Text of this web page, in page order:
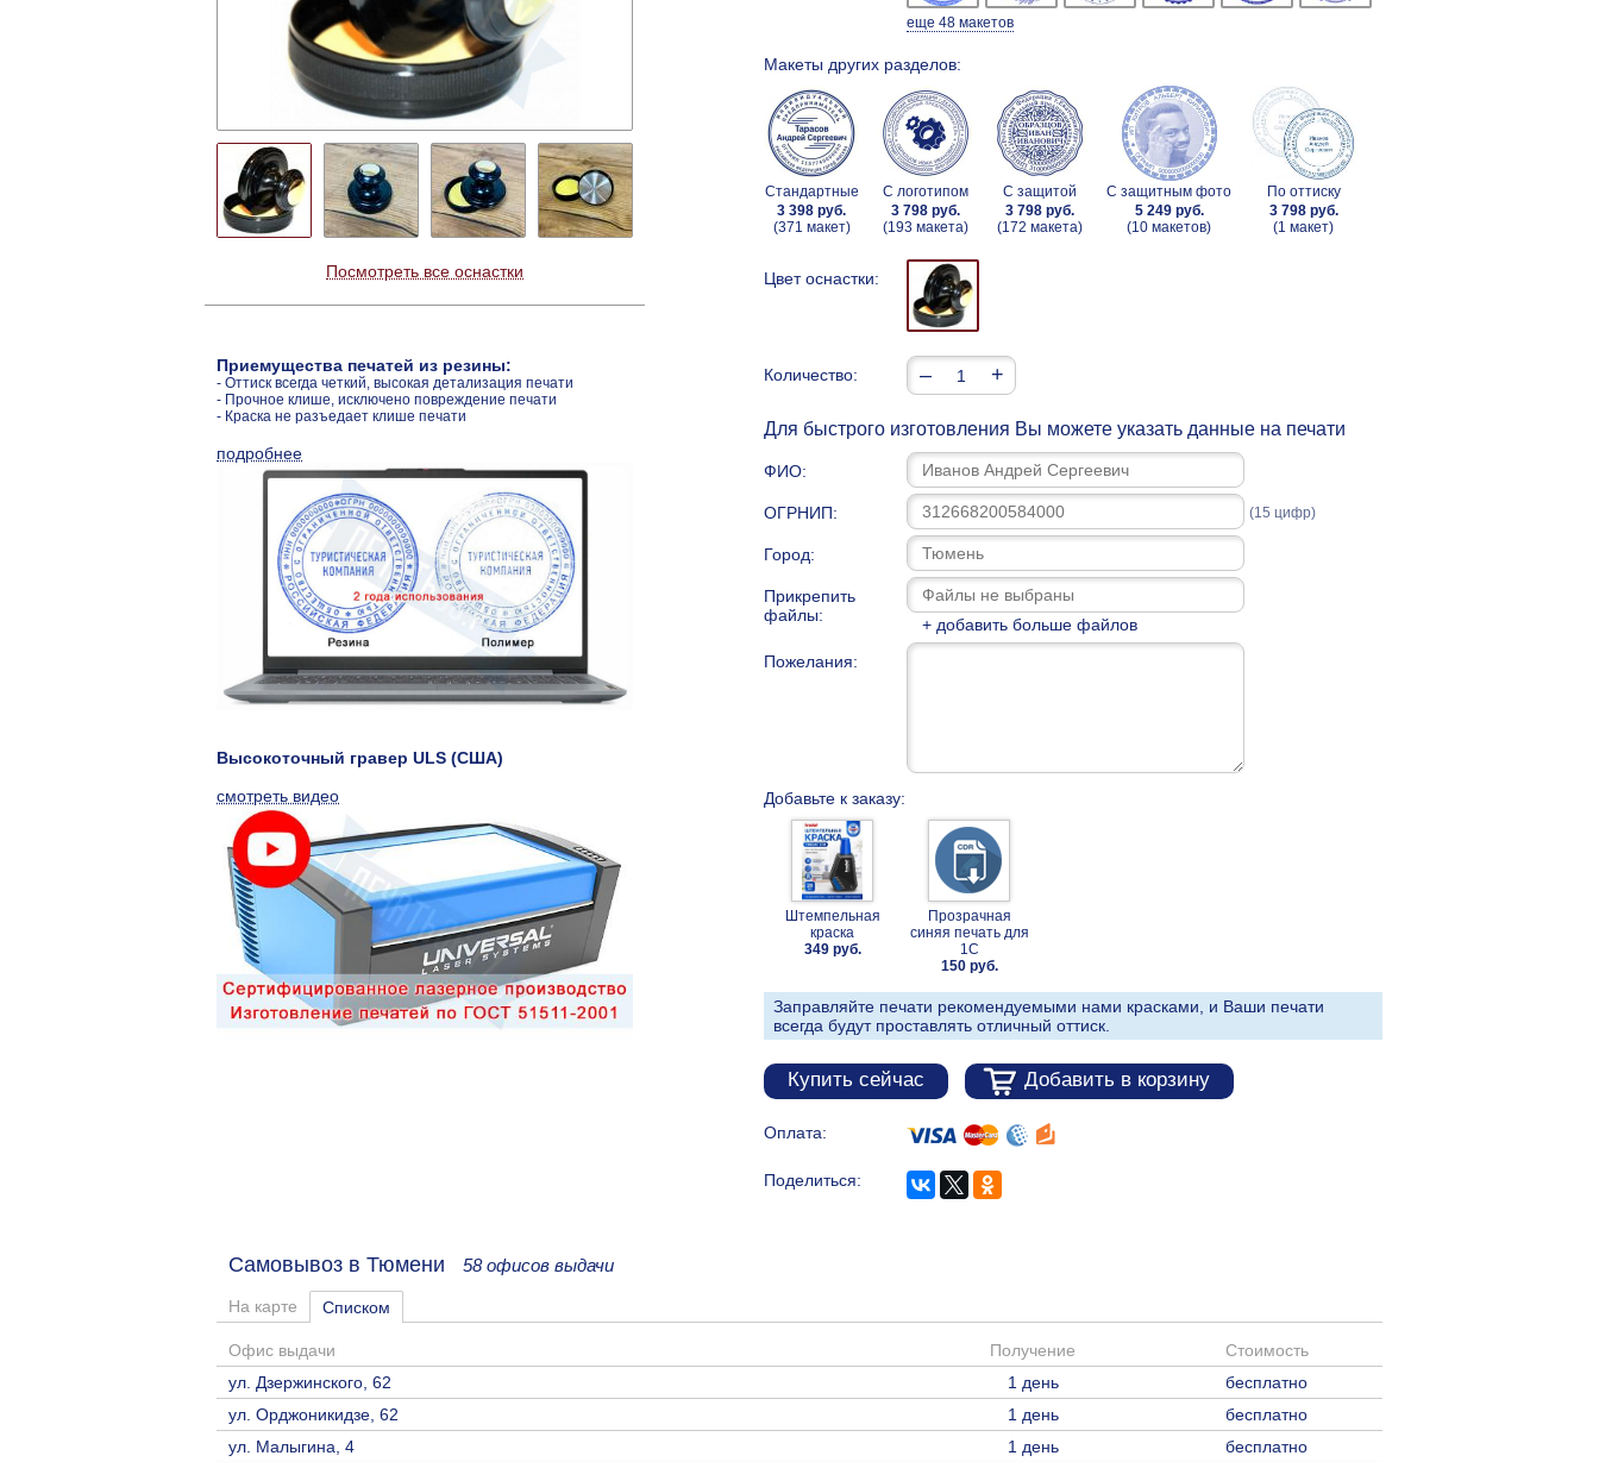
еще 48 макетов
Макеты других разделов:
Стандартные
3 398 руб.
(371 макет)
С логотипом
3 798 руб.
(193 макета)
С защитой
3 798 руб.
(172 макета)
С защитным фото
5 249 руб.
(10 макетов)
По оттиску
3 798 руб.
(1 макет)
Цвет оснастки:
Количество: – +
Для быстрого изготовления Вы можете указать данные на печати
ФИО:
ОГРНИП: (15 цифр)
Город:
Прикрепить
файлы:
+ добавить больше файлов
Пожелания:
Добавьте к заказу:
Штемпельная
краска
349 руб.
Прозрачная
синяя печать для
1С
150 руб.
Заправляйте печати рекомендуемыми нами красками, и Ваши печати
всегда будут проставлять отличный оттиск.
Купить сейчас Добавить в корзину
Оплата:
Поделиться:
Посмотреть все оснастки
Приемущества печатей из резины:
- Оттиск всегда четкий, высокая детализация печати
- Прочное клише, исключено повреждение печати
- Краска не разъедает клише печати
подробнее
Высокоточный гравер ULS (США)
смотреть видео
Самовывоз в Тюмени 58 офисов выдачи
На карте Списком
Офис выдачи Получение
Стоимость
ул. Дзержинского, 62
1 день
бесплатно
ул. Орджоникидзе, 62
1 день
бесплатно
ул. Малыгина, 4
1 день
бесплатно